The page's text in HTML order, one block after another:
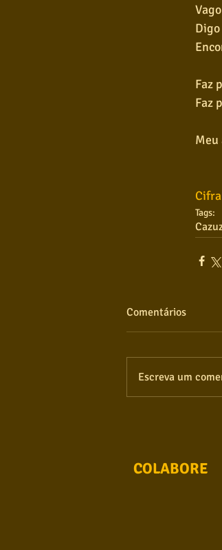
Faz
Faz
Meu
Tags:
Comentários
Escreva um
COLABORE